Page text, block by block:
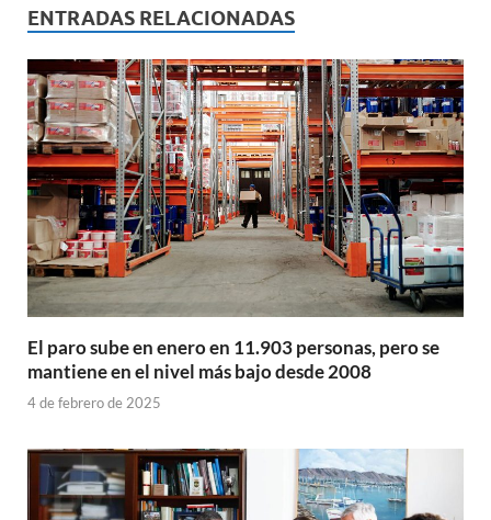
ENTRADAS RELACIONADAS
El paro sube en enero en 11.903 personas, pero se
mantiene en el nivel más bajo desde 2008
4 de febrero de 2025